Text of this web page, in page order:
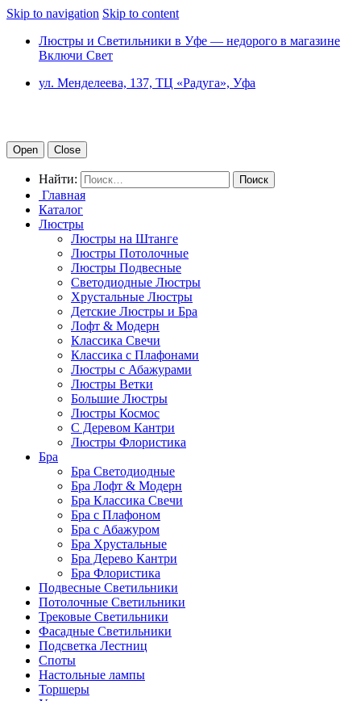
Skip to navigation Skip to content
Люстры и Светильники в Уфе — недорого в магазине
Включи Свет
ул. Менделеева, 137, ТЦ «Радуга», Уфа
Open Close
Найти:
Главная
Каталог
Люстры
Люстры на Штанге
Люстры Потолочные
Люстры Подвесные
Светодиодные Люстры
Хрустальные Люстры
Детские Люстры и Бра
Лофт & Модерн
Классика Свечи
Классика с Плафонами
Люстры с Абажурами
Люстры Ветки
Большие Люстры
Люстры Космос
С Деревом Кантри
Люстры Флористика
Бра
Бра Светодиодные
Бра Лофт & Модерн
Бра Классика Свечи
Бра с Плафоном
Бра с Абажуром
Бра Хрустальные
Бра Дерево Кантри
Бра Флористика
Подвесные Светильники
Потолочные Светильники
Трековые Светильники
Фасадные Светильники
Подсветка Лестниц
Споты
Настольные лампы
Торшеры